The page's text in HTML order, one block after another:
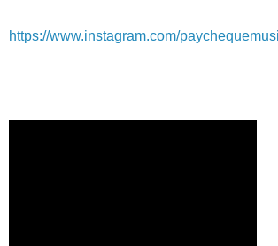
https://www.instagram.com/